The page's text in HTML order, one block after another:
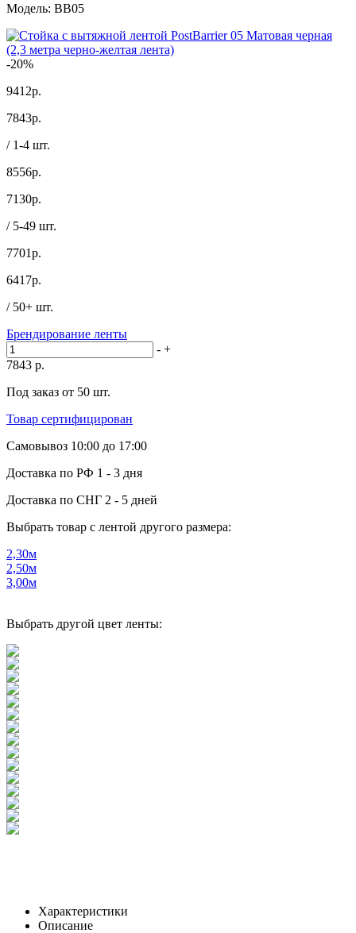
Модель: BB05
-20%
9412р.
7843р.
/ 1-4 шт.
8556р.
7130р.
/ 5-49 шт.
7701р.
6417р.
/ 50+ шт.
Брендирование ленты
- +
7843 р.
Под заказ от 50 шт.
Товар сертифицирован
Самовывоз 10:00 до 17:00
Доставка по РФ 1 - 3 дня
Доставка по СНГ 2 - 5 дней
Выбрать товар с лентой другого размера:
2,30м
2,50м
3,00м
Выбрать другой цвет ленты:
Характеристики
Описание